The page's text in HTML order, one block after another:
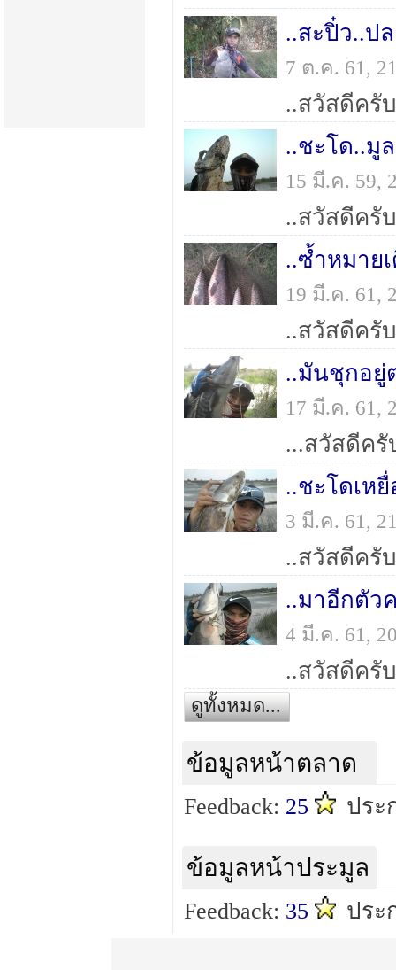
..สะปิ๋ว..ป
7 ต.ค. 61,
..ชะโด..มู
15 มี.ค. 59,
19 มี.ค. 61,
..มันชุกอยู่
17 มี.ค. 61,
..ชะโดเห
3 มี.ค. 61,
..มาอีกตัว
4 มี.ค. 61,
ดูทั้งหมด...
ข้อมูลหน้าตลาด
Feedback: 25 ปร
ข้อมูลหน้าประมูล
Feedback: 35 ประ